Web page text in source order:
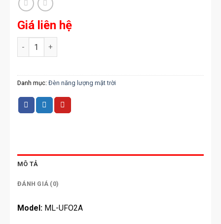
Giá liên hệ
Đèn UFO Solar 1000W số lượng
Danh mục: Đèn năng lượng mặt trời
MÔ TẢ
ĐÁNH GIÁ (0)
Model: ML-UFO2A